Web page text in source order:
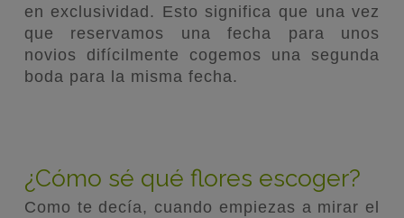
en exclusividad. Esto significa que una vez
que reservamos una fecha para unos
novios difícilmente cogemos una segunda
boda para la misma fecha.
¿Cómo sé qué flores escoger?
Como te decía, cuando empiezas a mirar el